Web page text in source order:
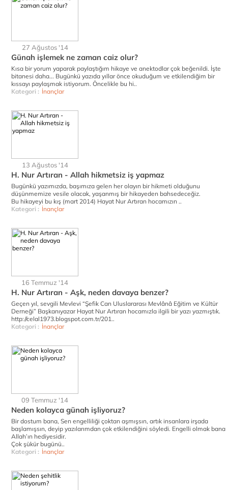
27 Ağustos '14
Günah işlemek ne zaman caiz olur?
Kısa bir yorum yaparak paylaştığım hikaye ve anektodlar çok beğenildi. İşte
bitanesi daha... Bugünkü yazıda yıllar önce okuduğum ve etkilendiğim bir
kıssayı paylaşmak istiyorum. Öncelikle bu hi..
Kategori : İnançlar
13 Ağustos '14
H. Nur Artıran - Allah hikmetsiz iş yapmaz
Bugünkü yazımızda, başımıza gelen her olayın bir hikmeti olduğunu
düşünmemize vesile olacak, yaşanmış bir hikayeden bahsedeceğiz.
Bu hikayeyi bu kış (mart 2014) Hayat Nur Artıran hocamızın ..
Kategori : İnançlar
16 Temmuz '14
H. Nur Artıran - Aşk, neden davaya benzer?
Geçen yıl, sevgili Mevlevi “Şefik Can Uluslararası Mevlânâ Eğitim ve Kültür
Derneği” Başkanıyazar Hayat Nur Artıran hocamızla ilgili bir yazı yazmıştık.
http://celal1973.blogspot.com.tr/201..
Kategori : İnançlar
09 Temmuz '14
Neden kolayca günah işliyoruz?
Bir dostum bana, Sen engelliliği çoktan aşmışsın, artık insanlara irşada
başlamışsın, deyip yazılarımdan çok etkilendiğini söyledi. Engelli olmak bana
Allah’ın hediyesidir.
Çok şükür bugünü..
Kategori : İnançlar